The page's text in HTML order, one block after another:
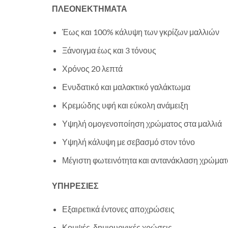
ΠΛΕΟΝΕΚΤΗΜΑΤΑ
Έως και 100% κάλυψη των γκρίζων μαλλιών
Ξάνοιγμα έως και 3 τόνους
Χρόνος 20 λεπτά
Ενυδατικό και μαλακτικό γαλάκτωμα
Κρεμώδης υφή και εύκολη ανάμειξη
Υψηλή ομογενοποίηση χρώματος στα μαλλιά
Υψηλή κάλυψη με σεβασμό στον τόνο
Μέγιστη φωτεινότητα και αντανάκλαση
ΥΠΗΡΕΣΙΕΣ
Εξαιρετικά έντονες αποχρώσεις